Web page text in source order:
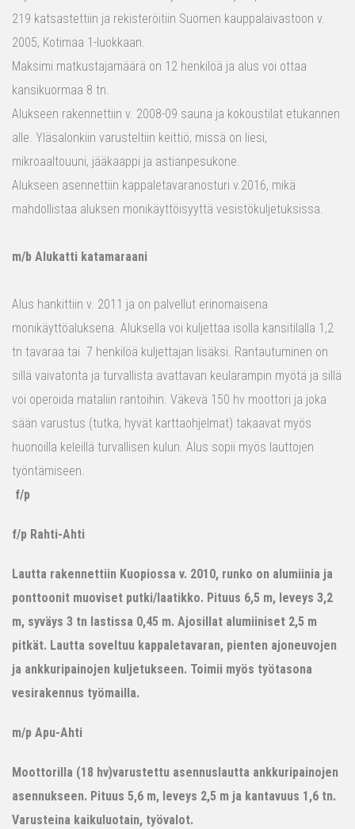
219 katsastettiin ja rekisteröitiin Suomen kauppalaivastoon v.
2005, Kotimaa 1-luokkaan.
Maksimi matkustajamäärä on 12 henkilöä ja alus voi ottaa
kansikuormaa 8 tn.
Alukseen rakennettiin v. 2008-09 sauna ja kokoustilat etukannen
alle. Yläsalonkiin varusteltiin keittiö, missä on liesi,
mikroaaltouuni, jääkaappi ja astianpesukone.
Alukseen asennettiin kappaletavaranosturi v.2016, mikä
mahdollistaa aluksen monikäyttöisyyttä vesistökuljetuksissa.
m/b Alukatti katamaraani
Alus hankittiin v. 2011 ja on palvellut erinomaisena
monikäyttöaluksena. Aluksella voi kuljettaa isolla kansitilalla 1,2
tn tavaraa tai 7 henkilöä kuljettajan lisäksi. Rantautuminen on
sillä vaivatonta ja turvallista avattavan keularampin myötä ja sillä
voi operoida mataliin rantoihin. Väkevä 150 hv moottori ja joka
sään varustus (tutka, hyvät karttaohjelmat) takaavat myös
huonoilla keleillä turvallisen kulun. Alus sopii myös lauttojen
työntämiseen.
f/p
f/p Rahti-Ahti
Lautta rakennettiin Kuopiossa v. 2010, runko on alumiinia ja
ponttoonit muoviset putki/laatikko. Pituus 6,5 m, leveys 3,2
m, syväys 3 tn lastissa 0,45 m. Ajosillat alumiiniset 2,5 m
pitkät. Lautta soveltuu kappaletavaran, pienten ajoneuvojen
ja ankkuripainojen kuljetukseen. Toimii myös työtasona
vesirakennus työmailla.
m/p Apu-Ahti
Moottorilla (18 hv)varustettu asennuslautta ankkuripainojen
asennukseen. Pituus 5,6 m, leveys 2,5 m ja kantavuus 1,6 tn.
Varusteina kaikuluotain, työvalot.